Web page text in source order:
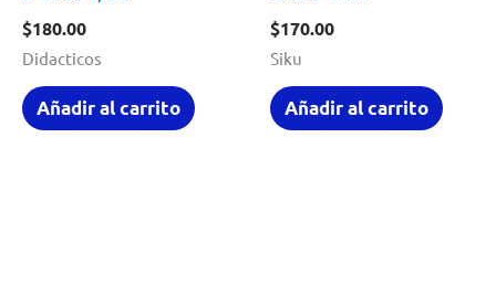
$180.00
Didacticos
Añadir al carrito
$170.00
Siku
Añadir al carrito